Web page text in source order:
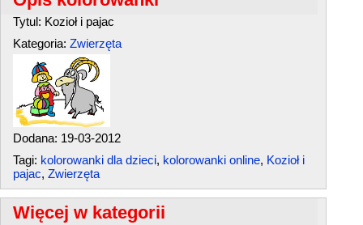
Tytul: Kozioł i pajac
Kategoria: Zwierzęta
Dodana: 19-03-2012
Tagi: kolorowanki dla dzieci, kolorowanki online, Kozioł i
pajac, Zwierzęta
Więcej w kategorii